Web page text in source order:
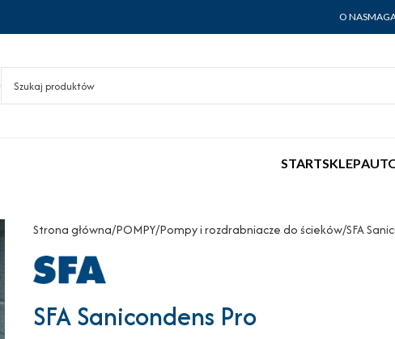
O NAS
STARTSKLEP
Strona główna POMPY Pompy i rozdrabniacze do ścieków SFA
SFA Sanicondens Pro